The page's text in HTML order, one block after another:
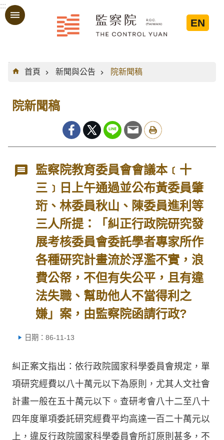
跳到主要內容區塊
:::
EN
:::
首頁
新聞與公告 院新聞稿
院新聞稿
監察院教育委員會會議本﹝十
三﹞日上午通過並公布黃委員肇
珩、林委員秋山、陳委員進利等
三人所提：「糾正行政院研究發
展考核委員會委託學者專家所作
各種研究計畫流於浮濫不實，浪
費公帑，不但有失公平，且有違
法失職、幫助他人不當得利之
嫌」案，由監察院函請行政?
日期：86-11-13
糾正案文指出：依行政院國家科學委員會規定，單
項研究經費以八十萬元以下為原則，尤其人文社會
計畫一般在五十萬元以下。查研考會八十二至八十
四年度單項委託研究經費平均高達一百二十萬元以
上，違反行政院國家科學委員會所訂原則甚多，不